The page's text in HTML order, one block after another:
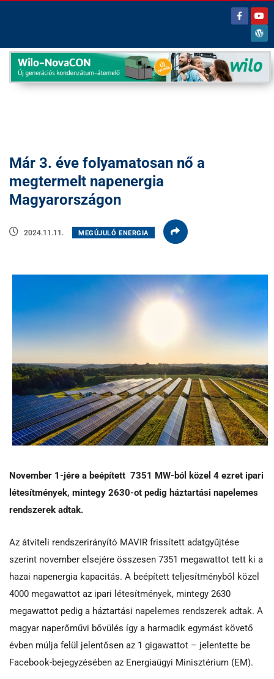
Már 3. éve folyamatosan nő a
megtermelt napenergia
Magyarországon
2024.11.11. MEGÚJULÓ ENERGIA
November 1-jére a beépített 7351 MW-ból közel 4 ezret ipari
létesítmények, mintegy 2630-ot pedig háztartási napelemes
rendszerek adtak.
Az átviteli rendszerirányító MAVIR frissített adatgyűjtése
szerint november elsejére összesen 7351 megawattot tett ki a
hazai napenergia kapacitás. A beépített teljesítményből közel
4000 megawattot az ipari létesítmények, mintegy 2630
megawattot pedig a háztartási napelemes rendszerek adtak. A
magyar naperőművi bővülés így a harmadik egymást követő
évben múlja felül jelentősen az 1 gigawattot – jelentette be
Facebook-bejegyzésében az Energiaügyi Minisztérium (EM).